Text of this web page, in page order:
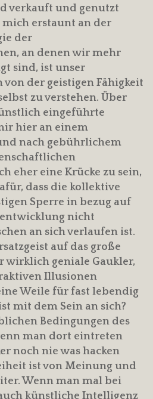
verkauft und genutzt
erstaunt an der
der
an denen wir mehr
sind, ist unser
der geistigen Fähigkeit
zu verstehen. Über
eingeführte
hier an einem
nach gebührlichem
eher eine Krücke zu sein,
dass die kollektive
Sperre in bezug auf
nicht
an sich verlaufen ist.
auf das große
wirklich geniale Gaukler,
Illusionen
Weile für fast lebendig
mit dem Sein an sich?
Bedingungen des
man dort eintreten
noch nie was hacken
ist von Meinung und
Wenn man mal bei
künstliche Intelligenz